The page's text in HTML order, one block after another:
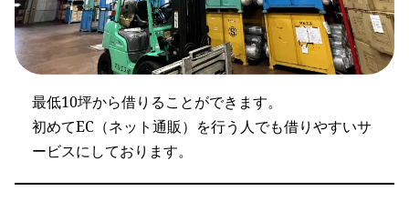
最低10坪から借りることができます。
初めてEC（ネット通販）を行う人でも借りやすいサ
ービスにしております。